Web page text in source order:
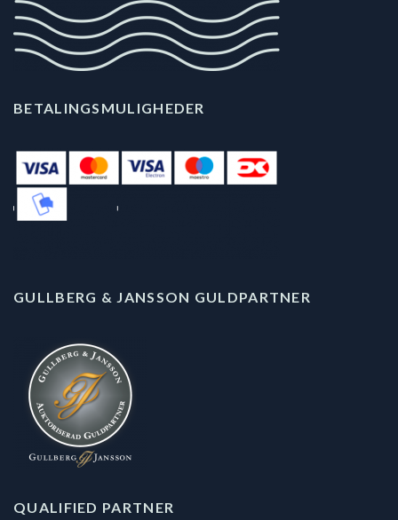
BETALINGSMULIGHEDER
GULLBERG & JANSSON GULDPARTNER
QUALIFIED PARTNER